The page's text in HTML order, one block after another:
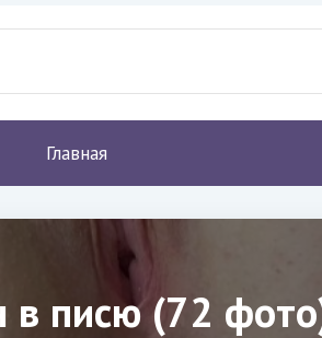
Главная
в писю (72